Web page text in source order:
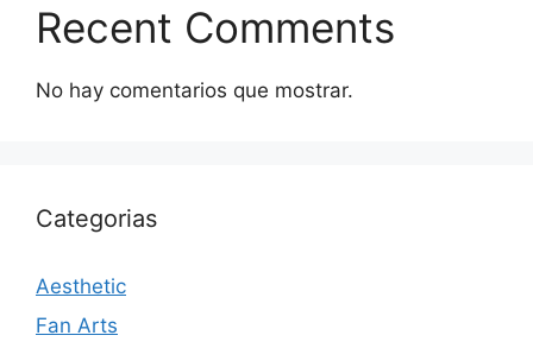
Recent Comments
No hay comentarios que mostrar.
Categorias
Aesthetic
Fan Arts